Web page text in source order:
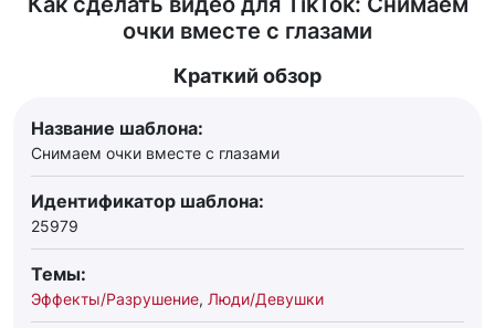
очки вместе с глазами
Краткий обзор
Название шаблона:
Снимаем очки вместе с глазами
Идентификатор шаблона:
25979
Темы:
Эффекты/Разрушение, Люди/Девушки